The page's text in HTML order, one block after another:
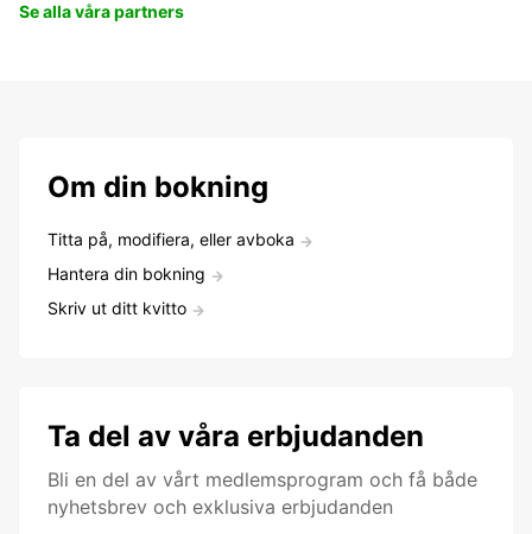
Se alla våra partners
Om din bokning
Titta på, modifiera, eller avboka
Hantera din bokning
Skriv ut ditt kvitto
Ta del av våra erbjudanden
Bli en del av vårt medlemsprogram och få både
nyhetsbrev och exklusiva erbjudanden